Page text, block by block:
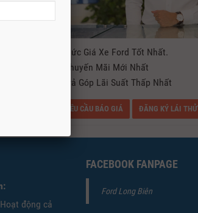
- Mức Giá Xe Ford Tốt Nhất.
- Khuyến Mãi Mới Nhất
- Trả Góp Lãi Suất Thấp Nhất
YÊU CẦU BÁO GIÁ ĐĂNG KÝ LÁI THỬ
động cả
FACEBOOK FANPAGE
Ford Long Biên